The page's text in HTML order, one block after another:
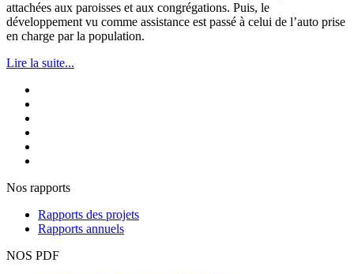
attachées aux paroisses et aux congrégations. Puis, le
développement vu comme assistance est passé à celui de l’auto prise
en charge par la population.
Lire la suite...
Nos rapports
Rapports des projets
Rapports annuels
NOS PDF